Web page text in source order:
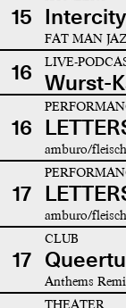
15
FAT MAN
16 LIVE-
Wurst-
16
amburo/
17
amburo/
17
CLUB
Anthems
THEATER